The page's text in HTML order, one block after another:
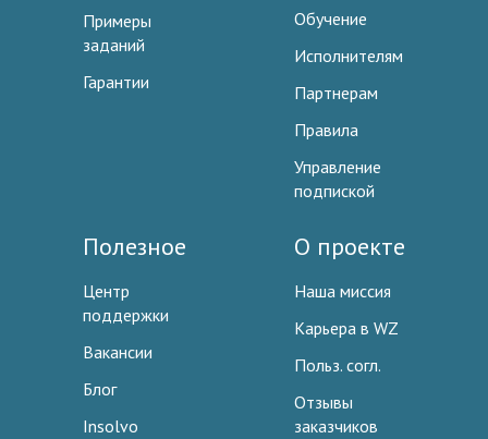
Примеры
заданий
Гарантии
Обучение
Исполнителям
Партнерам
Правила
Управление
подпиской
Полезное
Центр
поддержки
Вакансии
Блог
Insolvo
О проекте
Наша миссия
Карьера в WZ
Польз. согл.
Отзывы
заказчиков